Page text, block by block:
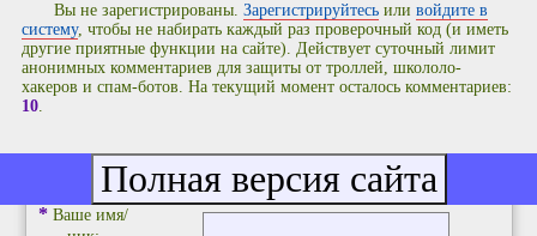
Вы не зарегистрированы.Зарегистрируйтесь иливойдите в
систему, чтобы не набирать каждый раз проверочный код (и иметь
другие приятные функции на сайте). Действует суточный лимит
анонимных комментариев для защиты от троллей, школоло-
хакеров и спам-ботов. На текущий момент осталось комментариев:
10.
Добавить комментарий
* Ваше имя/